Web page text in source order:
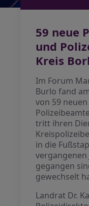
59 neue
und
Kreis
Im Forum
Burlo fand
von 59
tritt ihren
in die
vergangenen
gegangen
gewechselt
Landrat Dr.